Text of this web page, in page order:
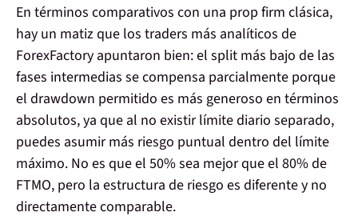
En términos comparativos con una prop firm clásica,
hay un matiz que los traders más analíticos de
ForexFactory apuntaron bien: el split más bajo de las
fases intermedias se compensa parcialmente porque
el drawdown permitido es más generoso en términos
absolutos, ya que al no existir límite diario separado,
puedes asumir más riesgo puntual dentro del límite
máximo. No es que el 50% sea mejor que el 80% de
FTMO, pero la estructura de riesgo es diferente y no
directamente comparable.